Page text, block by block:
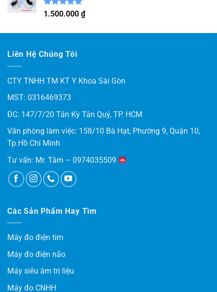
Được xếp
1.500.000 ₫
Liên Hệ Chúng Tôi
CTY TNHH TM KT Y Khoa Sài Gòn
MST: 0316469373
ĐC: 147/7/20 Tân Kỳ Tân Quý, TP. HCM
Văn phòng làm việc: 158/10 Bà Hạt, Phường 9, Quận 10,
Tp.Hồ Chí Minh
Tư vấn: Mr. Tâm – 0974035509
Các Sản Phẩm Hay Tìm
Máy đo điện tim
Máy đo điện não
Máy siêu âm trị liệu
Máy đo CNHH